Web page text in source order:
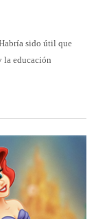
sido útil que
la educación